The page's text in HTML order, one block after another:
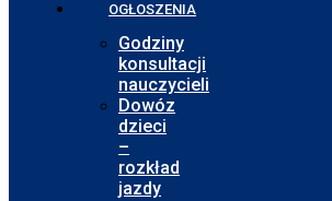
OGŁOSZENIA
Godziny
konsultacji
nauczycieli
Dowóz
dzieci
–
rozkład
jazdy